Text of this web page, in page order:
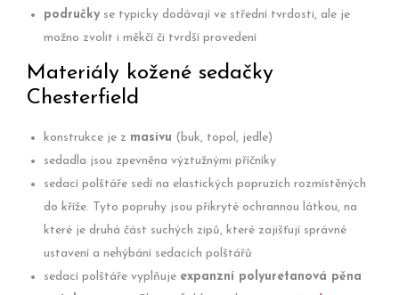
područky se typicky dodávají ve střední tvrdosti, ale je
možno zvolit i měkčí či tvrdší provedení
Materiály kožené sedačky
Chesterfield
konstrukce je z masivu (buk, topol, jedle)
sedadla jsou zpevněna výztužnými příčníky
sedací polštáře sedí na elastických popruzích rozmístěných
do kříže. Tyto popruhy jsou přikryté ochrannou látkou, na
které je druhá část suchých zipů, které zajišťují správné
ustavení a nehýbání sedacích polštářů
sedací polštáře vyplňuje expanzní polyuretanová pěna